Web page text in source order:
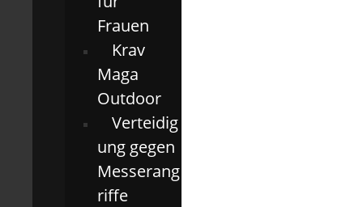
Frauen
Krav
Maga
Outdoor
Verteidig
ung gegen
Messerang
riffe